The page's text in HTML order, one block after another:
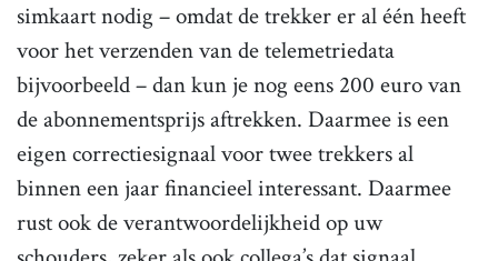
simkaart nodig – omdat de trekker er al één heeft
voor het verzenden van de telemetriedata
bijvoorbeeld – dan kun je nog eens 200 euro van
de abonnementsprijs aftrekken. Daarmee is een
eigen correctiesignaal voor twee trekkers al
binnen een jaar financieel interessant. Daarmee
rust ook de verantwoordelijkheid op uw